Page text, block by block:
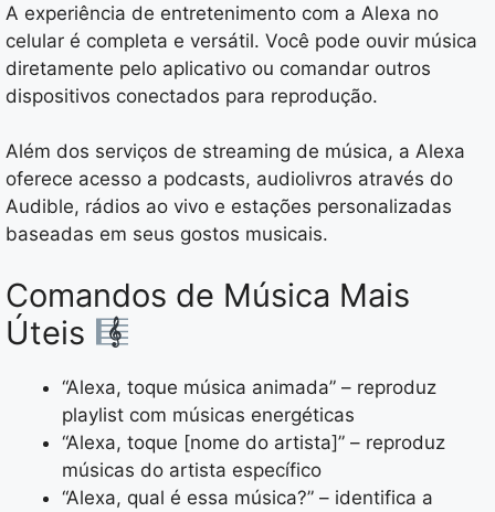
A experiência de entretenimento com a Alexa no
celular é completa e versátil. Você pode ouvir música
diretamente pelo aplicativo ou comandar outros
dispositivos conectados para reprodução.
Além dos serviços de streaming de música, a Alexa
oferece acesso a podcasts, audiolivros através do
Audible, rádios ao vivo e estações personalizadas
baseadas em seus gostos musicais.
Comandos de Música Mais
Úteis
“Alexa, toque música animada” – reproduz
playlist com músicas energéticas
“Alexa, toque [nome do artista]” – reproduz
músicas do artista específico
“Alexa, qual é essa música?” – identifica a